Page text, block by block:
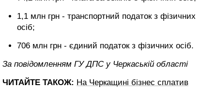
1,1 млн грн - транспортний податок з фізичних
осіб;
706 млн грн - єдиний податок з фізичних осіб.
За повідомленням ГУ ДПС у Черкаській області
ЧИТАЙТЕ ТАКОЖ: На Черкащині бізнес сплатив